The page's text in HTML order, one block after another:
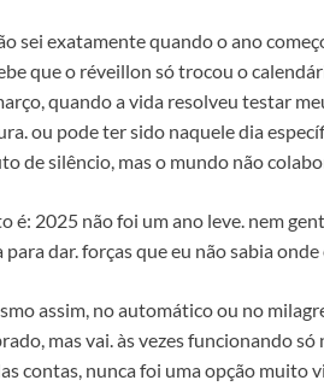
sei exatamente quando o ano
que o réveillon só trocou o
quando a vida resolveu testar
ou pode ter sido naquele dia
de silêncio, mas o mundo não
é: 2025 não foi um ano leve. nem
para dar. forças que eu não sabia
assim, no automático ou no
mas vai. às vezes funcionando
contas, nunca foi uma opção muito